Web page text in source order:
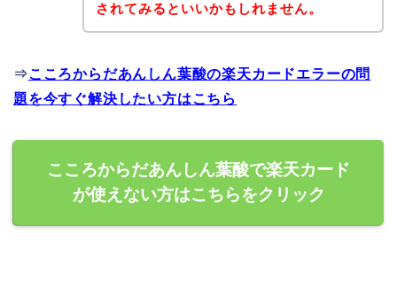
されてみるといいかもしれません。
⇒ こころからだあんしん葉酸の楽天カードエラーの問
題を今すぐ解決したい方はこちら
こころからだあんしん葉酸で楽天カード
が使えない方はこちらをクリック